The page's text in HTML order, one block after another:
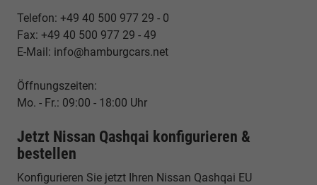
Telefon: +49 40 500 977 29 - 0
Fax: +49 40 500 977 29 - 49
E-Mail: info@hamburgcars.net
Öffnungszeiten:
Mo. - Fr.: 09:00 - 18:00 Uhr
Jetzt Nissan Qashqai konfigurieren &
bestellen
Konfigurieren Sie jetzt Ihren Nissan Qashqai EU